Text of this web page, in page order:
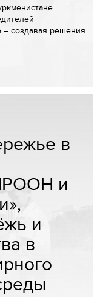
– создавая решения
в
и
и
в